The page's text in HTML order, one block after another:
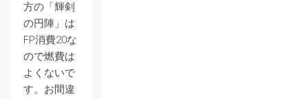
方の「輝剣
の円陣」は
FP消費20な
ので燃費は
よくないで
す。お間違